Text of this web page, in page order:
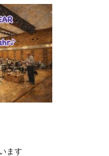
ます